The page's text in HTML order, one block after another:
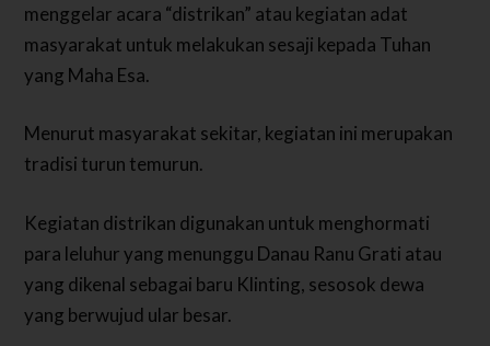
menggelar acara “distrikan” atau kegiatan adat
masyarakat untuk melakukan sesaji kepada Tuhan
yang Maha Esa.
Menurut masyarakat sekitar, kegiatan ini merupakan
tradisi turun temurun.
Kegiatan distrikan digunakan untuk menghormati
para leluhur yang menunggu Danau Ranu Grati atau
yang dikenal sebagai baru Klinting, sesosok dewa
yang berwujud ular besar.